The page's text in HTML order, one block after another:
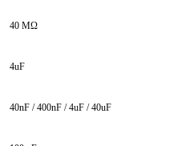
40 MΩ
4uF
40nF / 400nF / 4uF / 40uF